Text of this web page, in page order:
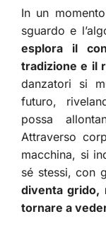
In un
sguardo e
esplora il
tradizione e il
danzatori si
futuro,
possa
Attraverso
macchina, si
sé stessi, con
diventa grido,
tornare a